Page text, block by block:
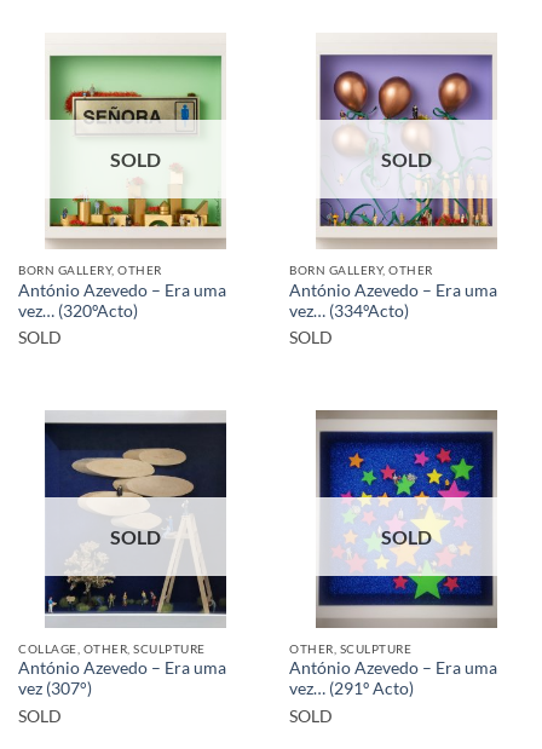
SOLD
BORN GALLERY, OTHER
António Azevedo – Era uma
vez… (320ºActo)
SOLD
SOLD
BORN GALLERY, OTHER
António Azevedo – Era uma
vez… (334ºActo)
SOLD
SOLD
COLLAGE, OTHER, SCULPTURE
António Azevedo – Era uma
vez (307°)
SOLD
SOLD
OTHER, SCULPTURE
António Azevedo – Era uma
vez… (291º Acto)
SOLD